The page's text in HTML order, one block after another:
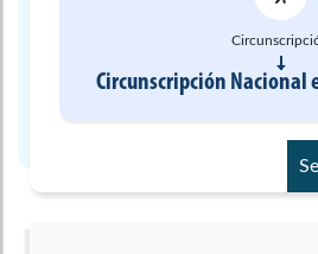
Circunscripción Nacional